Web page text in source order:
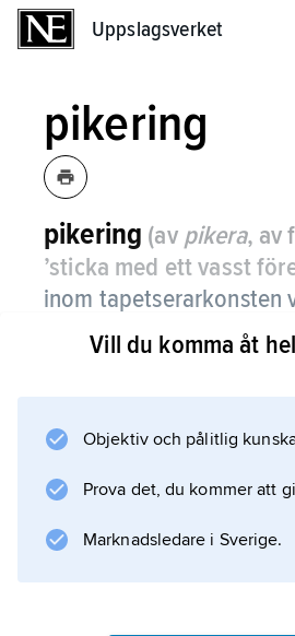
Uppslagsverket
pikering
pikering (av pikera, av
’sticka med ett vasst
inom tapetserarkonsten
möbeltyg samt
det underliggande
Vill du komma åt
Objektiv och pålitlig
Prova det, du kommer att
Marknadsledare i Sverige.